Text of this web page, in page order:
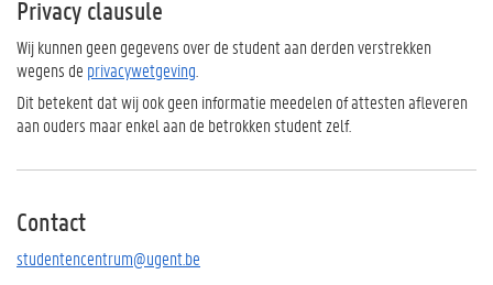
Privacy clausule
Wij kunnen geen gegevens over de student aan derden verstrekken
wegens de privacywetgeving
Dit betekent dat wij ook geen informatie meedelen of attesten afleveren
aan ouders maar enkel aan de betrokken student zelf.
Contact
studentencentrum@ugent.be